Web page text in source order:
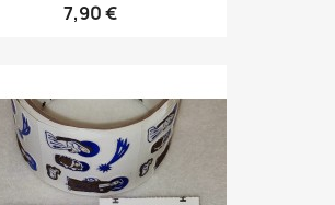
7,90 €